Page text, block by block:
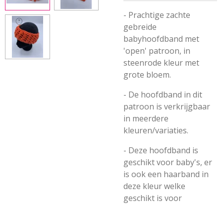
- Prachtige zachte
gebreide
babyhoofdband met
'open' patroon, in
steenrode kleur met
grote bloem.
- De hoofdband in dit
patroon is verkrijgbaar
in meerdere
kleuren/variaties.
- Deze hoofdband is
geschikt voor baby's, er
is ook een haarband in
deze kleur welke
geschikt is voor